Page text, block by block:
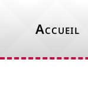
Accueil